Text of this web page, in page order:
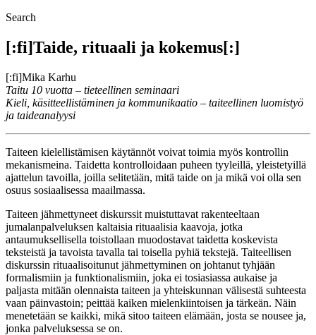
Search
[:fi]Taide, rituaali ja kokemus[:]
[:fi]Mika Karhu
Taitu 10 vuotta – tieteellinen seminaari
Kieli, käsitteellistäminen ja kommunikaatio – taiteellinen luomistyö
ja taideanalyysi
Taiteen kielellistämisen käytännöt voivat toimia myös kontrollin
mekanismeina. Taidetta kontrolloidaan puheen tyyleillä, yleistetyillä
ajattelun tavoilla, joilla selitetään, mitä taide on ja mikä voi olla sen
osuus sosiaalisessa maailmassa.
Taiteen jähmettyneet diskurssit muistuttavat rakenteeltaan
jumalanpalveluksen kaltaisia rituaalisia kaavoja, jotka
antaumuksellisella toistollaan muodostavat taidetta koskevista
teksteistä ja tavoista tavalla tai toisella pyhiä tekstejä. Taiteellisen
diskurssin rituaalisoitunut jähmettyminen on johtanut tyhjään
formalismiin ja funktionalismiin, joka ei tosiasiassa aukaise ja
paljasta mitään olennaista taiteen ja yhteiskunnan välisestä suhteesta
vaan päinvastoin; peittää kaiken mielenkiintoisen ja tärkeän. Näin
menetetään se kaikki, mikä sitoo taiteen elämään, josta se nousee ja,
jonka palveluksessa se on.